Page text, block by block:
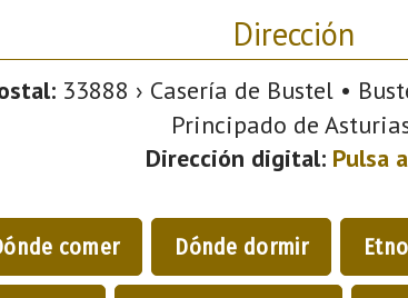
Dirección
33888 › Casería de Bustel •
Principado de
Dirección digital: Pulsa
comer Dónde dormir